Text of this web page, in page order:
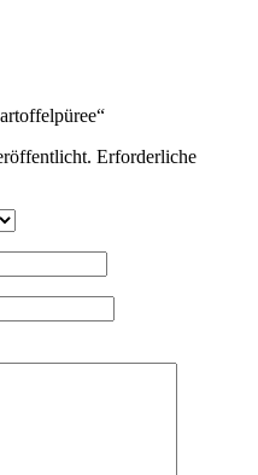
Erforderliche